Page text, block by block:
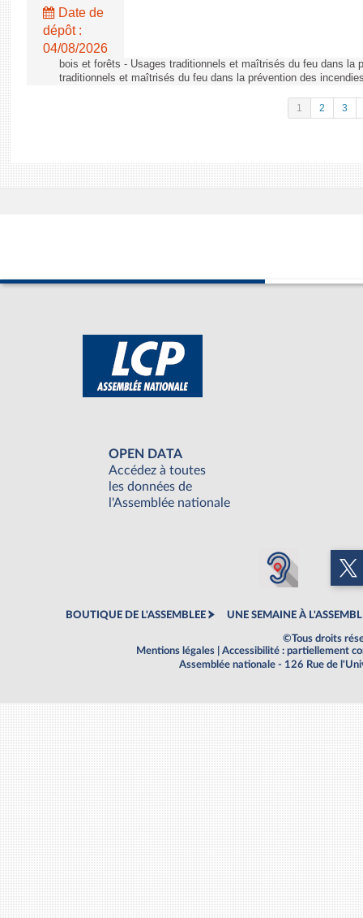
Date de
dépôt :
04/08/2026
bois et forêts - Usages traditionnels et maîtrisés du feu dans la
traditionnels et maîtrisés du feu dans la prévention des
1 2 3
OPEN DATA
Accédez à toutes
les données de
l'Assemblée nationale
BOUTIQUE DE L'ASSEMBLEE UNE SEMAINE À
©Tous droits
Mentions légales
Accessibilité : partiellement
Assemblée nationale - 126 Rue de